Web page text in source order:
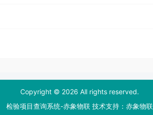
Copyright © 2026 All rights reserved.
检验项目查询系统-赤象物联 技术支持： 赤象物联